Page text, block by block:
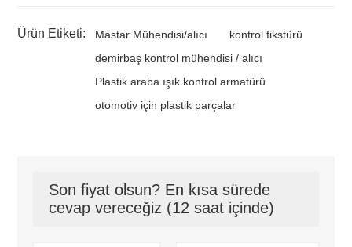
Ürün Etiketi: Mastar Mühendisi/alıcı
kontrol fikstürü
demirbaş kontrol mühendisi / alıcı
Plastik araba ışık kontrol armatürü
otomotiv için plastik parçalar
Son fiyat olsun? En kısa sürede
cevap vereceğiz (12 saat içinde)